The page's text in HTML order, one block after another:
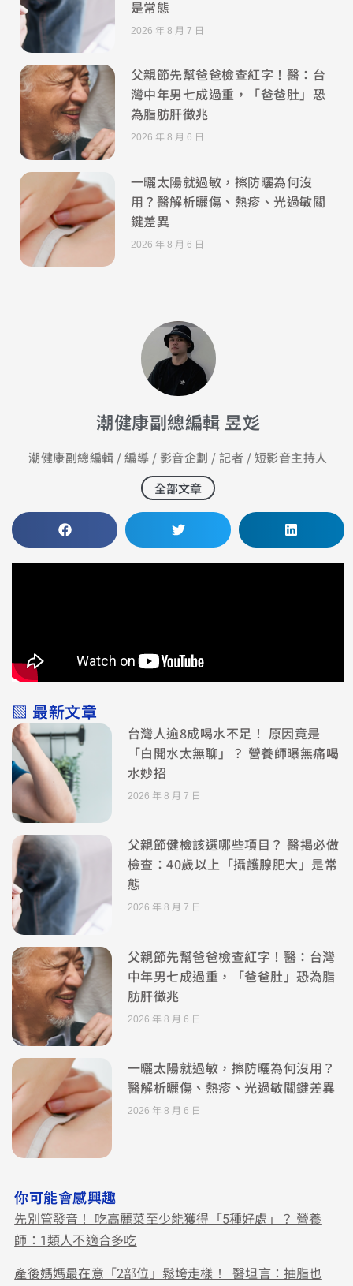
是常態
2026 年 8 月 7 日
父親節先幫爸爸檢查紅字！醫：台
灣中年男七成過重，「爸爸肚」恐
為脂肪肝徵兆
2026 年 8 月 6 日
一曬太陽就過敏，擦防曬為何沒
用？醫解析曬傷、熱疹、光過敏關
鍵差異
2026 年 8 月 6 日
潮健康副總編輯 昱彣
潮健康副總編輯 / 編導 / 影音企劃 / 記者 / 短影音主持人
全部文章
▧ 最新文章
台灣人逾8成喝水不足！ 原因竟是
「白開水太無聊」？ 營養師曝無痛喝
水妙招
2026 年 8 月 7 日
父親節健檢該選哪些項目？ 醫揭必做
檢查：40歲以上「攝護腺肥大」是常
態
2026 年 8 月 7 日
父親節先幫爸爸檢查紅字！醫：台灣
中年男七成過重，「爸爸肚」恐為脂
肪肝徵兆
2026 年 8 月 6 日
一曬太陽就過敏，擦防曬為何沒用？
醫解析曬傷、熱疹、光過敏關鍵差異
2026 年 8 月 6 日
你可能會感興趣
先別管發音！ 吃高麗菜至少能獲得「5種好處」？ 營養
師：1類人不適合多吃
產後媽媽最在意「2部位」鬆垮走樣！ 醫坦言：抽脂也